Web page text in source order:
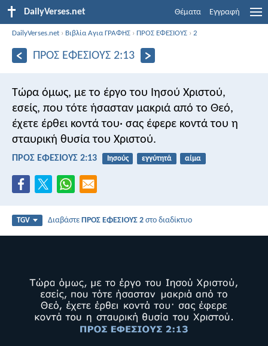
DailyVerses.net Θέματα Εγγραφή
DailyVerses.net › Βιβλία Αγια ΓΡΑΦΗΣ › ΠΡΟΣ ΕΦΕΣΙΟΥΣ ›2
ΠΡΟΣ ΕΦΕΣΙΟΥΣ 2:13
Τώρα όμως, με το έργο του Ιησού Χριστού,
εσείς, που τότε ήσασταν μακριά από το Θεό,
έχετε έρθει κοντά του· σας έφερε κοντά του η
σταυρική θυσία του Χριστού.
ΠΡΟΣ ΕΦΕΣΙΟΥΣ 2:13 Ιησούς εγγύτητά αίμα
TGV ΔιαβάστεΠΡΟΣ ΕΦΕΣΙΟΥΣ 2 στο διαδίκτυο